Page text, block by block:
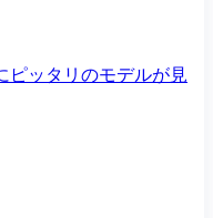
ピッタリのモデルが見